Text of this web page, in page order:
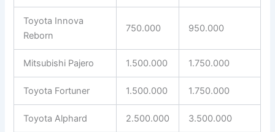
Toyota Innova
Reborn
750.000 950.000
Mitsubishi Pajero 1.500.000 1.750.000
Toyota Fortuner 1.500.000 1.750.000
Toyota Alphard 2.500.000 3.500.000